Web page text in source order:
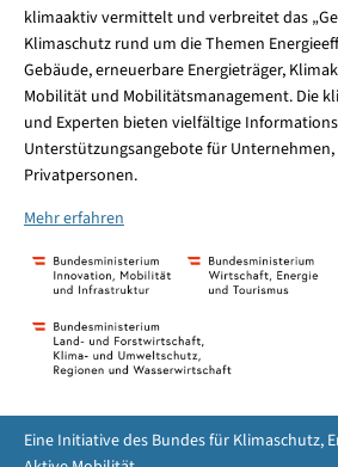
klimaaktiv vermittelt und verbreitet das
Klimaschutz rund um die Themen
Gebäude, erneuerbare Energieträger,
Mobilität und Mobilitätsmanagement. Die
und Experten bieten vielfältige
Unterstützungsangebote für
Privatpersonen.
Mehr erfahren
Eine Initiative des Bundes für Klimaschutz,